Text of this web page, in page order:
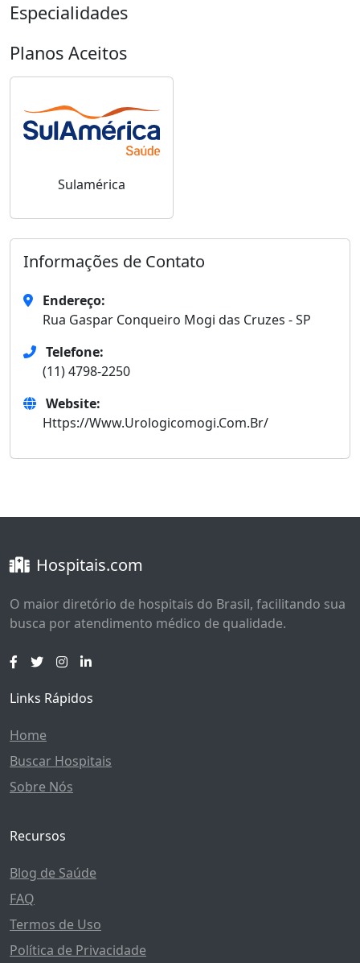
Especialidades
Planos Aceitos
Sulamérica
Informações de Contato
Endereço:
Rua Gaspar Conqueiro Mogi das Cruzes - SP
Telefone:
(11) 4798-2250
Website:
Https://Www.Urologicomogi.Com.Br/
Hospitais.com
O maior diretório de hospitais do Brasil, facilitando sua
busca por atendimento médico de qualidade.
Links Rápidos
Home
Buscar Hospitais
Sobre Nós
Recursos
Blog de Saúde
FAQ
Termos de Uso
Política de Privacidade